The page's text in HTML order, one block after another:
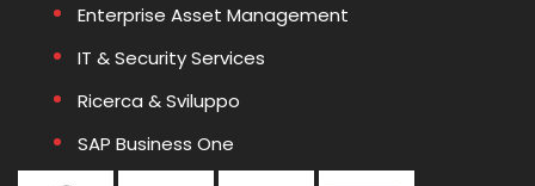
Enterprise Asset Management
IT & Security Services
Ricerca & Sviluppo
SAP Business One